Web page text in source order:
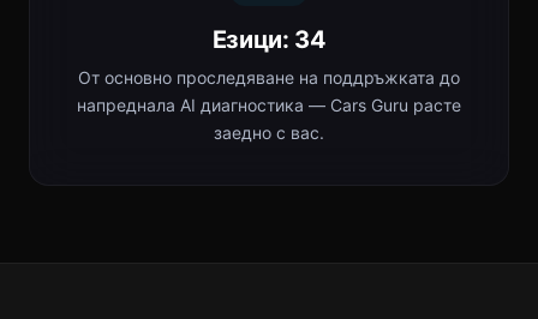
Езици: 34
От основно проследяване на поддръжката до
напреднала AI диагностика — Cars Guru расте
заедно с вас.